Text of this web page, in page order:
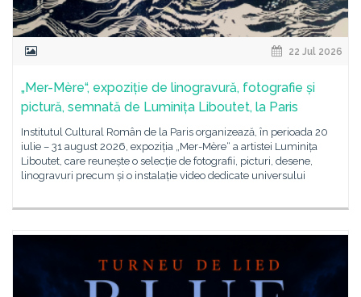
22 Jul 2026
„Mer-Mère“, expoziție de linogravură, fotografie și
pictură, semnată de Luminița Liboutet, la Paris
Institutul Cultural Român de la Paris organizează, în perioada 20
iulie – 31 august 2026, expoziția „Mer-Mère“ a artistei Luminița
Liboutet, care reunește o selecție de fotografii, picturi, desene,
linogravuri precum și o instalație video dedicate universului